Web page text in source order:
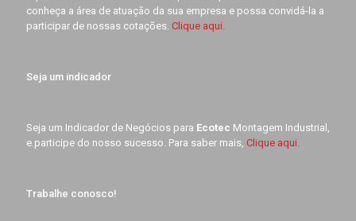
conheça a área de atuação da sua empresa e possa convidá-la a
participar de nossas cotações. Clique aqui.
Seja um indicador
Seja um Indicador de Negócios para Ecotec Montagem Industrial,
e participe do nosso sucesso. Para saber mais, Clique aqui.
Trabalhe conosco!